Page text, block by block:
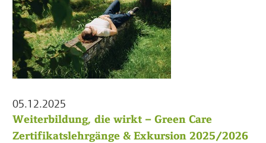
05.12.2025
Weiterbildung, die wirkt – Green Care
Zertifikatslehrgänge & Exkursion 2025/2026